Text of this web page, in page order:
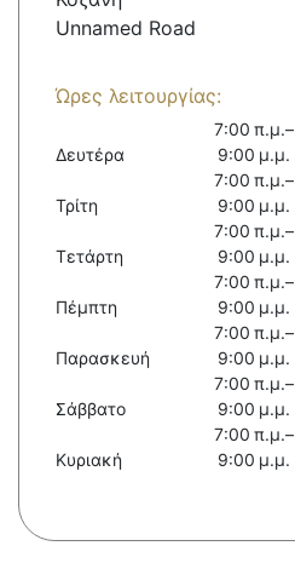
Unnamed Road
Ώρες λειτουργίας:
Δευτέρα
7:00 π.μ.–
9:00 μ.μ.
Τρίτη
7:00 π.μ.–
9:00 μ.μ.
Τετάρτη
7:00 π.μ.–
9:00 μ.μ.
Πέμπτη
7:00 π.μ.–
9:00 μ.μ.
Παρασκευή
7:00 π.μ.–
9:00 μ.μ.
Σάββατο
7:00 π.μ.–
9:00 μ.μ.
Κυριακή
7:00 π.μ.–
9:00 μ.μ.